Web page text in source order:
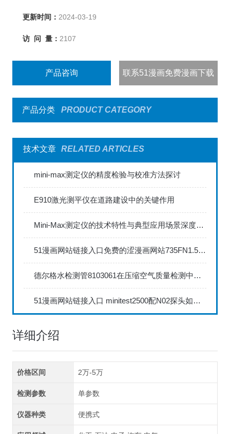
更新时间： 2024-03-19
访 问 量： 2107
产品咨询 联系51漫画免费漫画下载
产品分类 PRODUCT CATEGORY
技术文章 RELATED ARTICLES
mini-max测定仪的精度检验与校准方法探讨
E910激光测平仪在道路建设中的关键作用
Mini-Max测定仪的技术特性与典型应用场景深度解读
51漫画网站链接入口免费的涩漫画网站735FN1.5正确的校准步骤
德尔格水检测管8103061在压缩空气质量检测中的应用
51漫画网站链接入口 minitest2500配N02探头如何两点校准？
详细介绍
价格区间 2万-5万
检测参数 单参数
仪器种类 便携式